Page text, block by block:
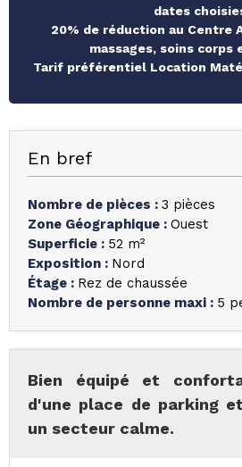
dates
20% de réduction au Centre
massages, soins corps
Tarif préférentiel Location
En bref
Nombre de pièces : 3 pièces
Zone Géographique : Ouest
Superficie : 52 m²
Exposition : Nord
Étage : Rez de chaussée
Nombre de personne maxi : 5
Bien équipé et
d'une place de parking
un secteur calme.